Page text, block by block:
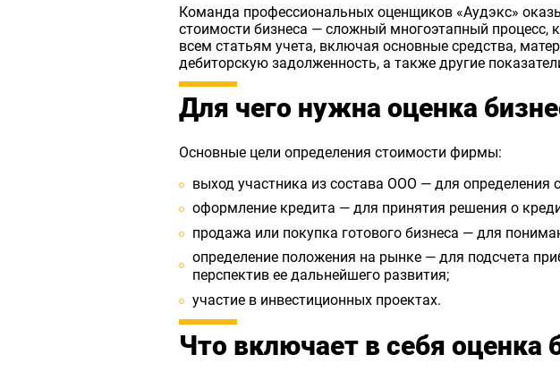
Команда профессиональных оценщиков «Аудэкс»
стоимости бизнеса — сложный многоэтапный процесс,
всем статьям учета, включая основные средства,
дебиторскую задолженность, а также другие
Для чего нужна оценка
Основные цели определения стоимости фирмы:
выход участника из состава ООО — для определения
оформление кредита — для принятия решения о
продажа или покупка готового бизнеса — для
определение положения на рынке — для подсчета
перспектив ее дальнейшего развития;
участие в инвестиционных проектах.
Что включает в себя оценка